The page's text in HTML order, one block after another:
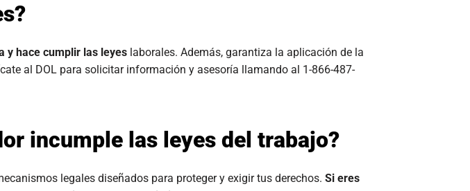
y hace cumplir las leyes laborales. Además, garantiza la aplicación de la
al DOL para solicitar información y asesoría llamando al 1-866-487-
incumple las leyes del trabajo?
legales diseñados para proteger y exigir tus derechos. Si eres